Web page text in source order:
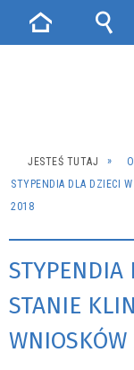
JESTEŚ TUTAJ
STYPENDIA DLA DZIECI
2018
STYPENDIA
STANIE
WNIOSKÓW
Strona